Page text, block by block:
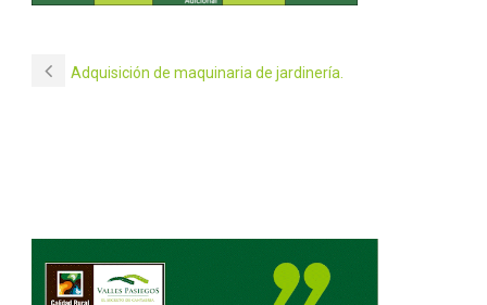
Adquisición de maquinaria de jardinería.